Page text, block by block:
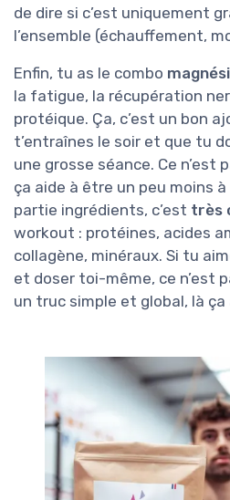
de dire si c’est uniquement
l’ensemble (échauffement,
Enfin, tu as le combo
la fatigue, la récupération
protéique. Ça, c’est un bon
t’entraînes le soir et que tu
une grosse séance. Ce n’est
ça aide à être un peu moins
partie ingrédients, c’est très
workout : protéines, acides
collagène, minéraux. Si tu
et doser toi-même, ce n’est
un truc simple et global, là ça